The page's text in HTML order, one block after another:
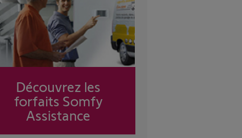
Découvrez les
forfaits Somfy
Assistance